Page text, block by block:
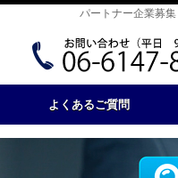
パートナー企業募集
よくあるご質問